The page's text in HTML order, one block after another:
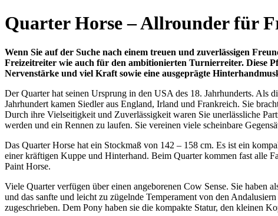
Quarter Horse – Allrounder für
Wenn Sie auf der Suche nach einem treuen und zuverlässigen
Freizeitreiter wie auch für den ambitionierten Turnierreiter. Diese
Nervenstärke und viel Kraft sowie eine ausgeprägte
Der Quarter hat seinen Ursprung in den USA des 18. Jahrhunderts. Als
Jahrhundert kamen Siedler aus England, Irland und Frankreich. Sie
Durch ihre Vielseitigkeit und Zuverlässigkeit waren Sie unerlässliche
werden und ein Rennen zu laufen. Sie vereinen viele scheinbare
Das Quarter Horse hat ein Stockmaß von 142 – 158 cm. Es ist ein
einer kräftigen Kuppe und Hinterhand. Beim Quarter kommen fast alle
Paint Horse.
Viele Quarter verfügen über einen angeborenen Cow Sense. Sie haben
und das sanfte und leicht zu zügelnde Temperament von den
zugeschrieben. Dem Pony haben sie die kompakte Statur, den kleinen